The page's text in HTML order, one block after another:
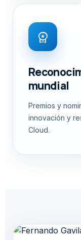
workspace_premium
mundial
Premios y
innovación y
Cloud.